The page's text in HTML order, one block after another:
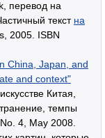
перевод на
текст на
2005. ISBN
China, Japan, and
and context"
Китая,
темпы
4, May 2008.